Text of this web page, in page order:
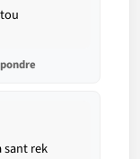
sant rek